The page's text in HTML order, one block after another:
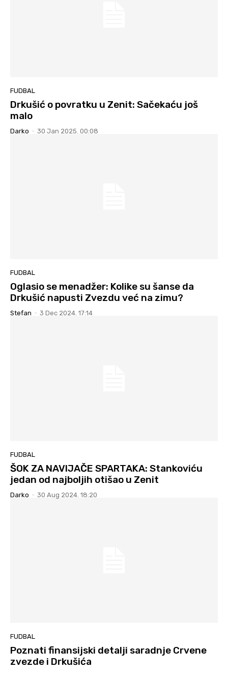
FUDBAL
Drkušić o povratku u Zenit: Sačekaću još
malo
Darko - 30 Jan 2025. 00:08
FUDBAL
Oglasio se menadžer: Kolike su šanse da
Drkušić napusti Zvezdu već na zimu?
Stefan - 3 Dec 2024. 17:14
FUDBAL
ŠOK ZA NAVIJAČE SPARTAKA: Stankoviću
jedan od najboljih otišao u Zenit
Darko - 30 Aug 2024. 18:20
FUDBAL
Poznati finansijski detalji saradnje Crvene
zvezde i Drkušića